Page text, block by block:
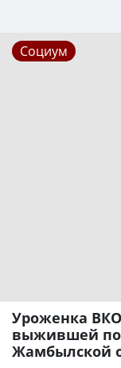
Социум
Уроженка
выжившей
Жамбылской